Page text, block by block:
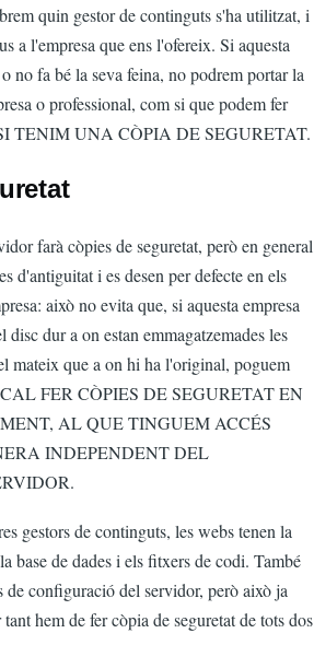
quin gestor de continguts s'ha utilitzat, i
a l'empresa que ens l'ofereix. Si aquesta
no fa bé la seva feina, no podrem portar la
o professional, com si que podem fer
TENIM UNA CÒPIA DE SEGURETAT.
farà còpies de seguretat, però en general
d'antiguitat i es desen per defecte en els
això no evita que, si aquesta empresa
dur a on estan emmagatzemades les
mateix que a on hi ha l'original, poguem
CAL FER CÒPIES DE SEGURETAT EN
AL QUE TINGUEM ACCÉS
INDEPENDENT DEL
gestors de continguts, les webs tenen la
base de dades i els fitxers de codi. També
configuració del servidor, però això ja
hem de fer còpia de seguretat de tots dos